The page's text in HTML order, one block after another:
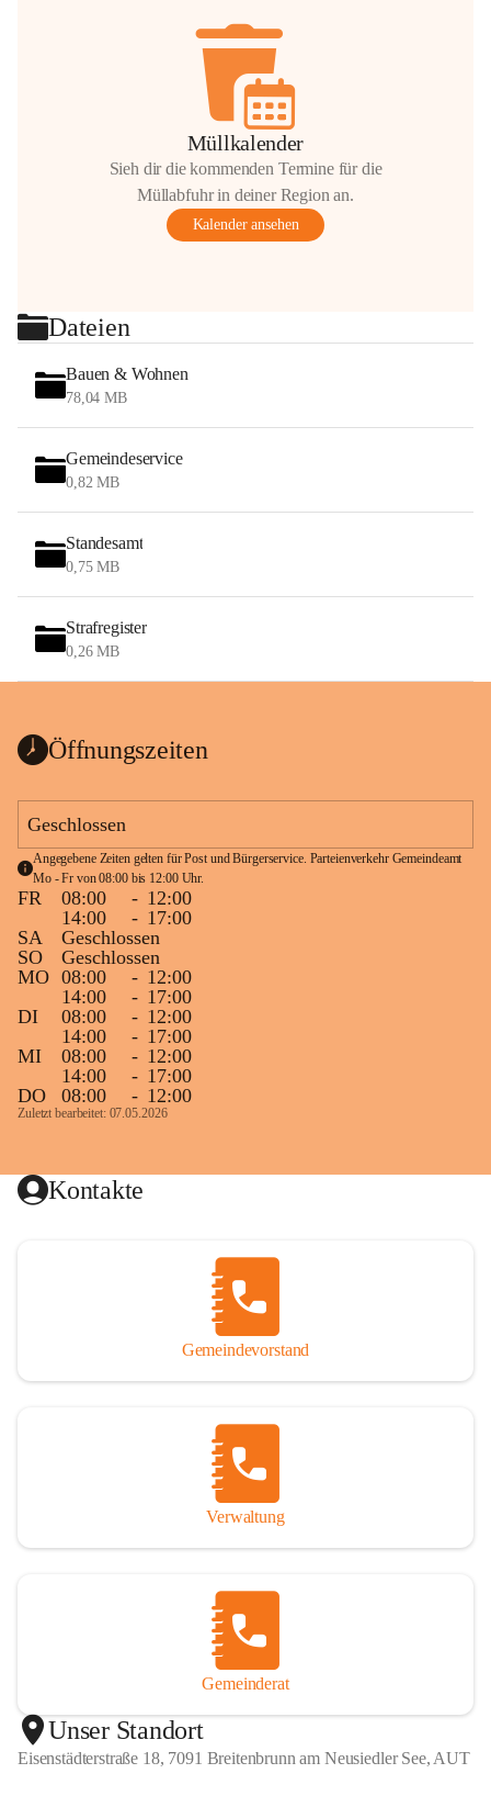
Müllkalender
Sieh dir die kommenden Termine für die
Müllabfuhr in deiner Region an.
Kalender ansehen
Dateien
Bauen & Wohnen
78,04 MB
Gemeindeservice
0,82 MB
Standesamt
0,75 MB
Strafregister
0,26 MB
Öffnungszeiten
Geschlossen
Angegebene Zeiten gelten für Post und Bürgerservice. Parteienverkehr Gemeindeamt
Mo - Fr von 08:00 bis 12:00 Uhr.
FR 08:00 - 12:00
14:00
- 17:00
SA
Geschlossen
SO
Geschlossen
MO 08:00 - 12:00
14:00
- 17:00
DI
08:00 - 12:00
14:00
- 17:00
MI
08:00 - 12:00
14:00
- 17:00
DO
08:00 - 12:00
Zuletzt bearbeitet: 07.05.2026
Kontakte
Gemeindevorstand
Verwaltung
Gemeinderat
Unser Standort
Eisenstädterstraße 18, 7091 Breitenbrunn am Neusiedler See, AUT